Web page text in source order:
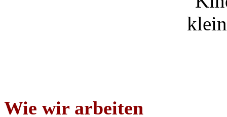
Wie wir arbeiten